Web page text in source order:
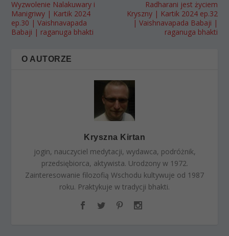
Wyzwolenie Nalakuwary i
Manigriwy | Kartik 2024
ep.30 | Vaishnavapada
Babaji | raganuga bhakti
Radharani jest życiem
Kryszny | Kartik 2024 ep.32
| Vaishnavapada Babaji |
raganuga bhakti
O AUTORZE
Kryszna Kirtan
jogin, nauczyciel medytacji, wydawca, podróżnik,
przedsiębiorca, aktywista. Urodzony w 1972.
Zainteresowanie filozofią Wschodu kultywuje od 1987
roku. Praktykuje w tradycji bhakti.